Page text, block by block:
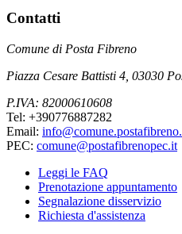
Contatti
Comune di Posta Fibreno
Piazza Cesare Battisti 4, 03030
P.IVA: 82000610608
Tel: +390776887282
Email:
PEC: comune@postafibrenopec.it
Leggi le FAQ
Prenotazione appuntamento
Segnalazione disservizio
Richiesta d'assistenza